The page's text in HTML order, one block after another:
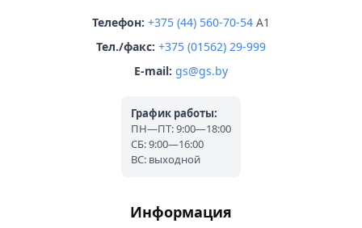
Телефон: +375 (44) 560-70-54 A1
Тел./факс: +375 (01562) 29-999
E-mail: gs@gs.by
График работы:
ПН—ПТ: 9:00—18:00
СБ: 9:00—16:00
ВС: выходной
Информация